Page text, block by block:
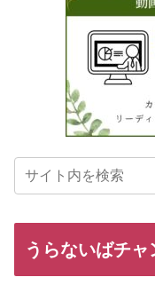
うらないばチャ